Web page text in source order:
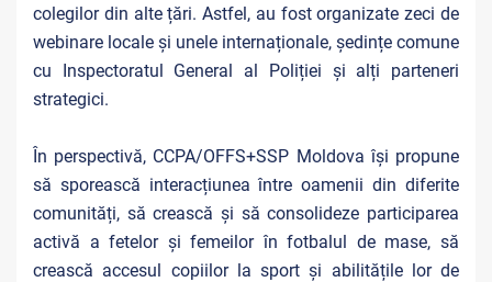
colegilor din alte țări. Astfel, au fost organizate zeci de
webinare locale și unele internaționale, ședințe comune
cu Inspectoratul General al Poliției și alți parteneri
strategici.
În perspectivă, CCPA/OFFS+SSP Moldova își propune
să sporească interacțiunea între oamenii din diferite
comunități, să crească și să consolideze participarea
activă a fetelor și femeilor în fotbalul de mase, să
crească accesul copiilor la sport și abilitățile lor de